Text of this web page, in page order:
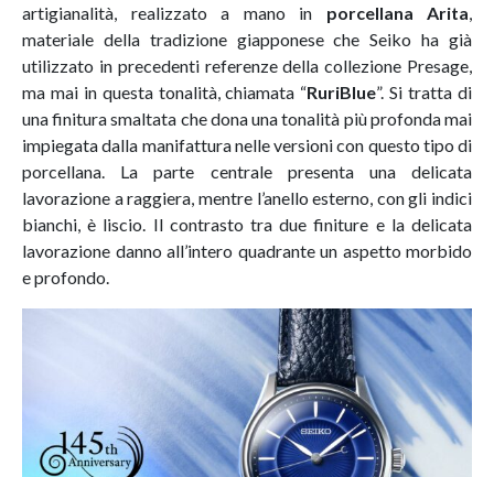
artigianalità, realizzato a mano in porcellana Arita
materiale della tradizione giapponese che Seiko ha già
utilizzato in precedenti referenze della collezione Presage,
ma mai in questa tonalità, chiamata “RuriBlue”. Si tratta di
una finitura smaltata che dona una tonalità più profonda mai
impiegata dalla manifattura nelle versioni con questo tipo di
porcellana. La parte centrale presenta una delicata
lavorazione a raggiera, mentre l’anello esterno, con gli indici
bianchi, è liscio. Il contrasto tra due finiture e la delicata
lavorazione danno all’intero quadrante un aspetto morbido
e profondo.